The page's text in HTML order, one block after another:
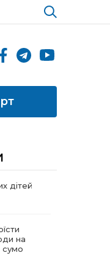
дітей
на
сумо